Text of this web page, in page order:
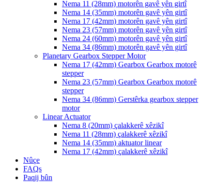
Nema 11 (28mm) motorên gavê yên girtî
Nema 14 (35mm) motorên gavê yên girtî
Nema 17 (42mm) motorên gavê yên girtî
Nema 23 (57mm) motorên gavê yên girtî
Nema 24 (60mm) motorên gavê yên girtî
Nema 34 (86mm) motorên gavê yên girtî
Planetary Gearbox Stepper Motor
Nema 17 (42mm) Gearbox Gearbox motorê
stepper
Nema 23 (57mm) Gearbox Gearbox motorê
stepper
Nema 34 (86mm) Gerstêrka gearbox stepper
motor
Linear Actuator
Nema 8 (20mm) çalakkerê xêzikî
Nema 11 (28mm) çalakkerê xêzikî
Nema 14 (35mm) aktuator linear
Nema 17 (42mm) çalakkerê xêzikî
Nûçe
FAQs
Paqij bûn